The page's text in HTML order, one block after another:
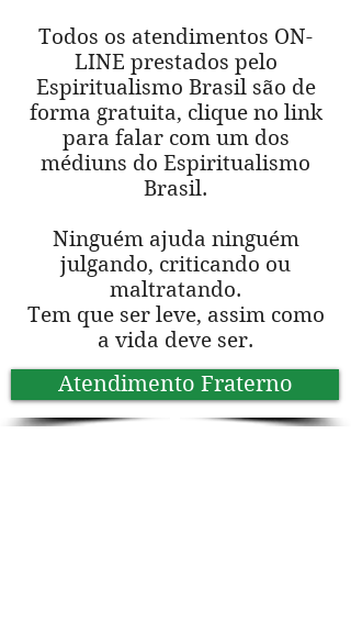
Todos os atendimentos ON-
LINE prestados pelo
Espiritualismo Brasil são de
forma gratuita, clique no link
para falar com um dos
médiuns do Espiritualismo
Brasil.
Ninguém ajuda ninguém
julgando, criticando ou
maltratando.
Tem que ser leve, assim como
a vida deve ser.
Atendimento Fraterno